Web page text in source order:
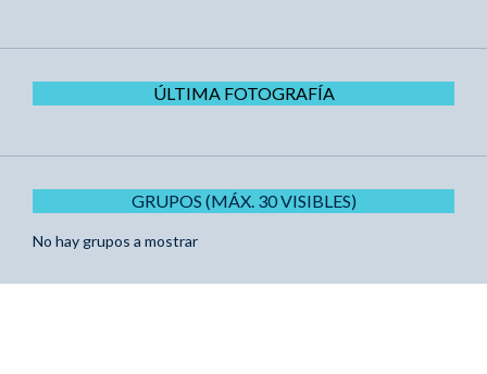
ÚLTIMA FOTOGRAFÍA
GRUPOS (MÁX. 30 VISIBLES)
No hay grupos a mostrar